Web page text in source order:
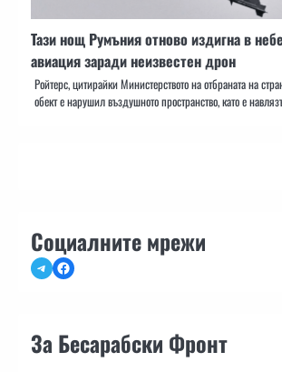
Тази нощ Румъния отново издигна в
авиация заради неизвестен дрон
Ройтерс, цитирайки Министерството на отбраната на
обект е нарушил въздушното пространство, като е
Социалните мрежи
TelegramFacebook
За Бесарабски Фронт